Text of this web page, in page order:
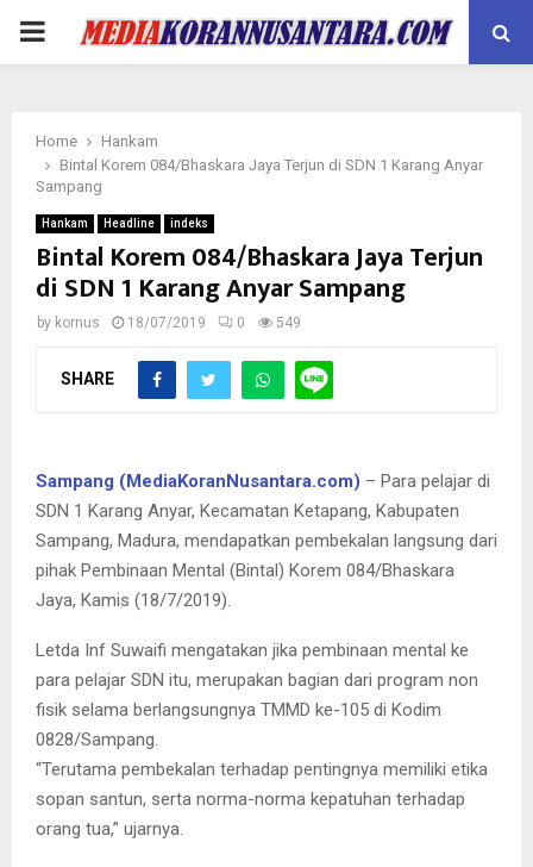
PRIMARY
Home
Hankam
Bintal Korem 084/Bhaskara Jaya Terjun di SDN 1 Karang Anyar
Sampang
Hankam Headline indeks
Bintal Korem 084/Bhaskara Jaya Terjun
di SDN 1 Karang Anyar Sampang
by kornus 18/07/2019 0 549
SHARE
Sampang (MediaKoranNusantara.com) – Para pelajar di
SDN 1 Karang Anyar, Kecamatan Ketapang, Kabupaten
Sampang, Madura, mendapatkan pembekalan langsung dari
pihak Pembinaan Mental (Bintal) Korem 084/Bhaskara
Jaya, Kamis (18/7/2019).
Letda Inf Suwaifi mengatakan jika pembinaan mental ke
para pelajar SDN itu, merupakan bagian dari program non
fisik selama berlangsungnya TMMD ke-105 di Kodim
0828/Sampang.
“Terutama pembekalan terhadap pentingnya memiliki etika
sopan santun, serta norma-norma kepatuhan terhadap
orang tua,” ujarnya.